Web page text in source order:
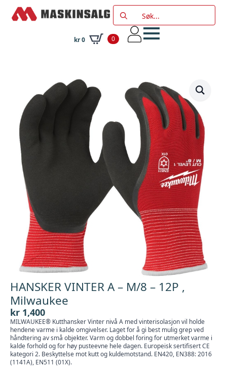
Search
for:
kr0 0
HANSKER VINTER A – M/8 – 12P ,
Milwaukee
kr 1,400
MILWAUKEE® Kutthansker Vinter nivå A med vinterisolasjon vil holde
hendene varme i kalde omgivelser. Laget for å gi best mulig grep ved
håndtering av små objekter. Varm og dobbel foring for utmerket varme i
kalde forhold og for høy pusteevne hele dagen. Europeisk sertifisert CE
kategori 2. Beskyttelse mot kutt og kuldemotstand. EN420, EN388: 2016
(1141A), EN511 (01X).